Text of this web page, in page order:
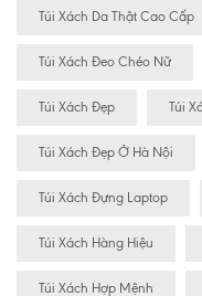
Túi Xách Da Thật Cao Cấp
Túi Xách Đeo Chéo Nữ
Túi Xách Đẹp Túi
Túi Xách Đẹp Ở Hà Nội
Túi Xách Đựng Laptop
Túi Xách Hàng Hiệu
Túi Xách Hợp Mệnh